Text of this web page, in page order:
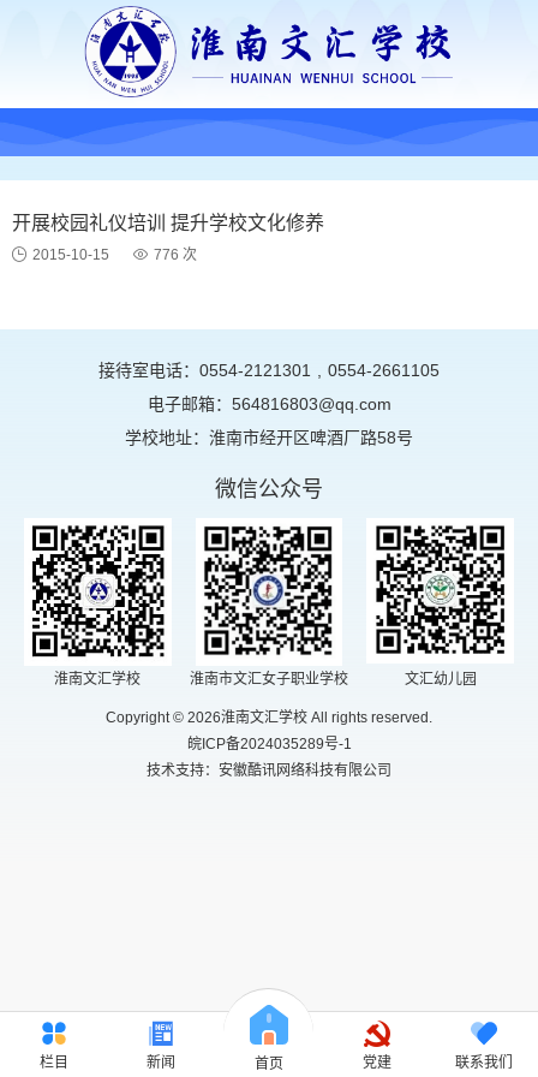
开展校园礼仪培训 提升学校文化修养
2015-10-15 776 次
栏目 新闻 首页 党建 联系我们
接待室电话：0554-2121301
0554-2661105
电子邮箱：564816803@qq.com
学校地址：淮南市经开区啤酒厂路58号
微信公众号
淮南文汇学校 淮南市文汇女子职业学校 文汇幼儿园
Copyright © 2026淮南文汇学校 All rights reserved.
皖ICP备2024035289号-1
技术支持：安徽酷讯网络科技有限公司